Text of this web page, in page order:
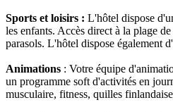
Sports et loisirs : L'hôtel dispose
les enfants. Accès direct à la plage
parasols. L'hôtel dispose également
Animations : Votre équipe
un programme soft d'activités en
musculaire, fitness, quilles